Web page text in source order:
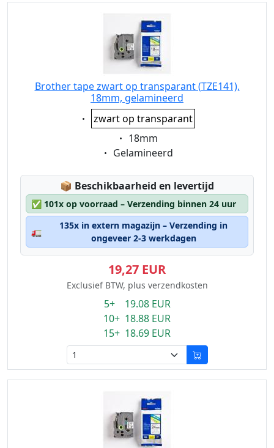
Brother tape zwart op transparant (TZE141),
18mm, gelamineerd
Eigenschaft:
zwart op transparant
Eigenschaft:
18mm
Eigenschaft:
Gelamineerd
📦 Lagerstatus:
Beschikbaarheid en levertijd
✅ 101x op voorraad – Verzending binnen 24 uur
🚛
135x in extern magazijn – Verzending in
ongeveer 2-3 werkdagen
19,27 EUR
Exclusief BTW, plus verzendkosten
5+ 19.08 EUR
10+ 18.88 EUR
15+ 18.69 EUR